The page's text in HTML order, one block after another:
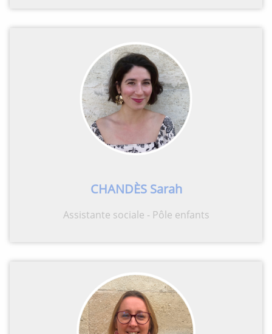
CHANDÈS Sarah
Assistante sociale - Pôle enfants